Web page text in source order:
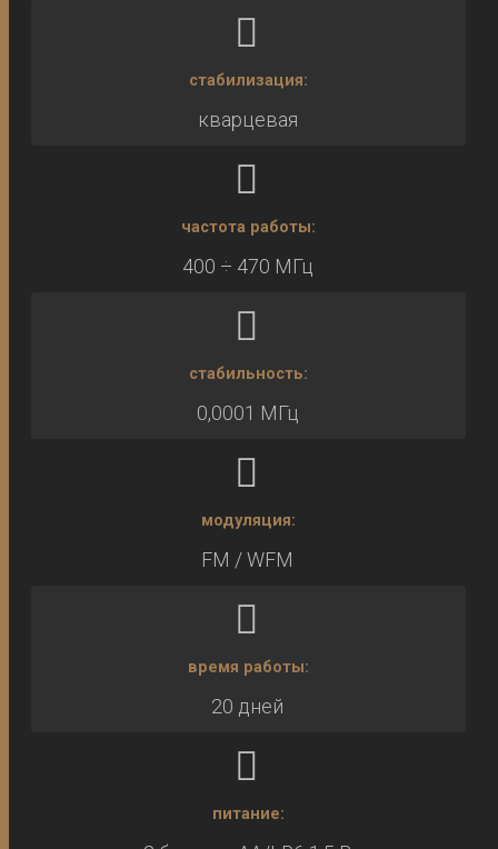
стабилизация:
кварцевая
частота работы:
400 ÷ 470 МГц
стабильность:
0,0001 МГц
модуляция:
FM / WFM
время работы:
20 дней
питание: